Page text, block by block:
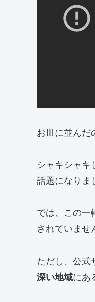
お皿に並んだ
シャキシャキ
話題になりま
では、この一
されていませ
ただし、公式
深い地域にあ